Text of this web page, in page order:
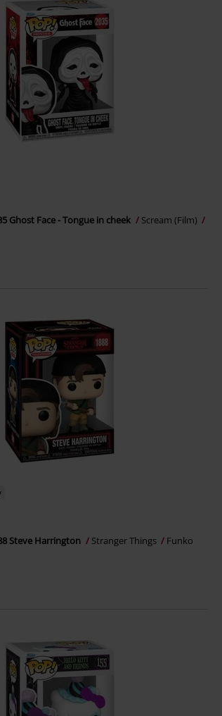
Ghost Face - Tongue in cheek
Scream (Film)
Steve Harrington Stranger Things
Funko